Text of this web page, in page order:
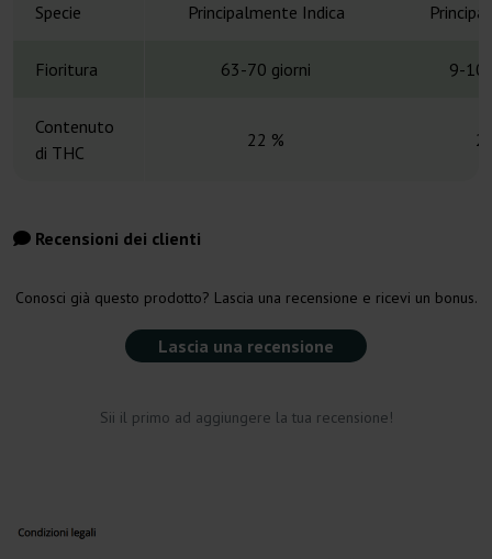
Specie Principalmente Indica
Fioritura 63-70 giorni 9-10
Contenuto
di THC
22 %
Recensioni dei clienti
Conosci già questo prodotto? Lascia una recensione e ricevi un bonus.
Lascia una recensione
Sii il primo ad aggiungere la tua recensione!